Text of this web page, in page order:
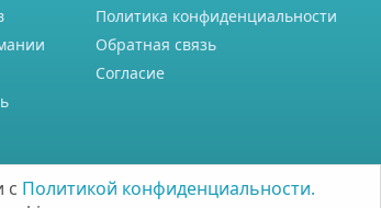
Политика конфиденциальности
Обратная связь
Согласие
с Политикой конфиденциальности.